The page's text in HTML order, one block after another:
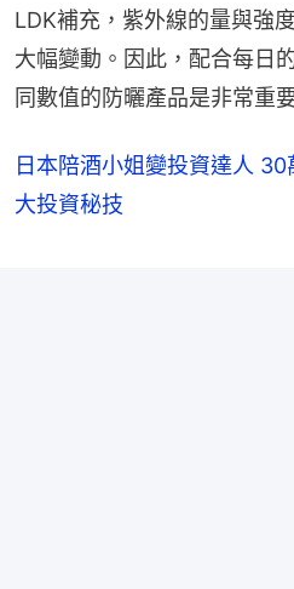
LDK補充，紫外線的量與強
大幅變動。因此，配合每日
同數值的防曬產品是非常重
日本陪酒小姐變投資達人
大投資秘技